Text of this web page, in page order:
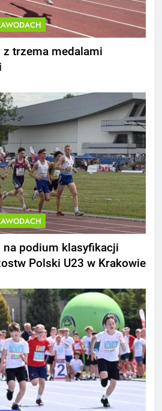
z trzema medalami
na podium klasyfikacji
Polski U23 w Krakowie